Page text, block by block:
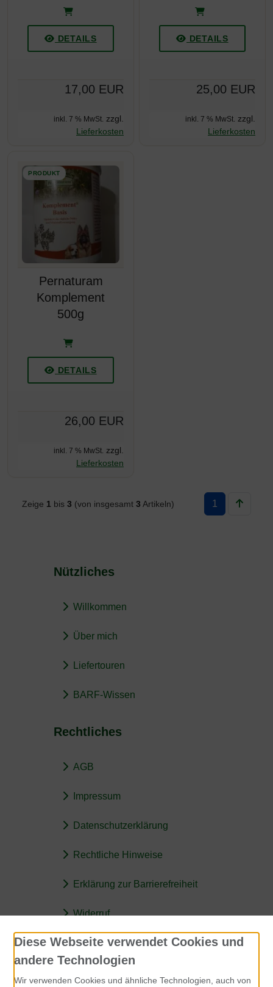
DETAILS
17,00 EUR
inkl. 7 % MwSt. zzgl.
Lieferkosten
DETAILS
25,00 EUR
inkl. 7 % MwSt. zzgl.
Lieferkosten
Pernaturam
Komplement
500g
DETAILS
26,00 EUR
inkl. 7 % MwSt. zzgl.
Lieferkosten
Zeige 1 bis3 (von insgesamt3 Artikeln) 1
Nützliches
Willkommen
Über mich
Liefertouren
BARF-Wissen
Rechtliches
AGB
Impressum
Datenschutzerklärung
Rechtliche Hinweise
Erklärung zur Barrierefreiheit
Widerruf
Kontakt
Rohfutter für Hunde
Diese Webseite verwendet Cookies und
andere Technologien
Wir verwenden Cookies und ähnliche Technologien, auch von